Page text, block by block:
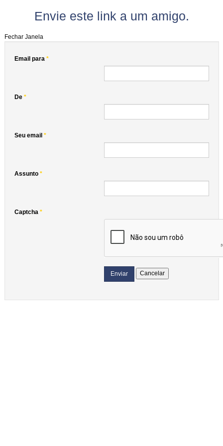
Envie este link a um amigo.
Fechar Janela
Email para *
De*
Seu email*
Assunto*
Captcha *
Enviar Cancelar